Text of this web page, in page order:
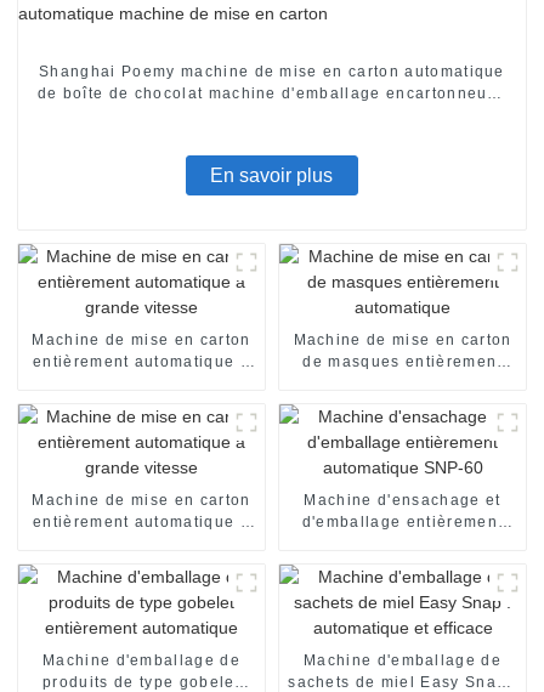
Shanghai Poemy machine de mise en carton automatique
de boîte de chocolat machine d'emballage encartonneuse
En savoir plus
Machine de mise en carton
entièrement automatique à
Machine de mise en carton
de masques entièrement
Machine de mise en carton
entièrement automatique à
Machine d'ensachage et
d'emballage entièrement
Machine d'emballage de
produits de type gobelet
Machine d'emballage de
sachets de miel Easy Snap :